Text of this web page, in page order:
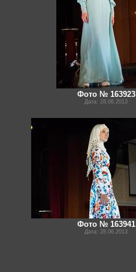
Фото № 163923
Дата: 28.06.2013
Фото № 163941
Дата: 28.06.2013